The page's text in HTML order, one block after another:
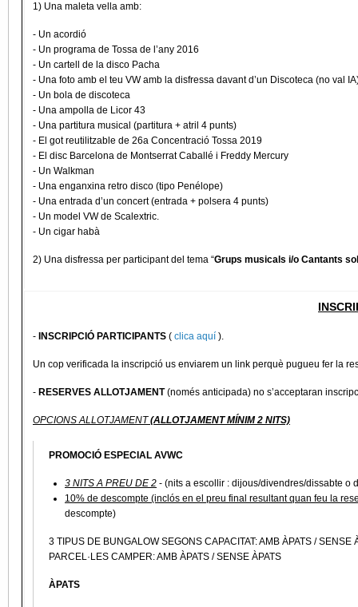
1) Una maleta vella amb:
- Un acordió
- Un programa de Tossa de l’any 2016
- Un cartell de la disco Pacha
- Una foto amb el teu VW amb la disfressa davant d’un Discoteca (no val
- Un bola de discoteca
- Una ampolla de Licor 43
- Una partitura musical (partitura + atril 4 punts)
- El got reutilitzable de 26a Concentració Tossa 2019
- El disc Barcelona de Montserrat Caballé i Freddy Mercury
- Un Walkman
- Una enganxina retro disco (tipo Penélope)
- Una entrada d’un concert (entrada + polsera 4 punts)
- Un model VW de Scalextric.
- Un cigar habà
2) Una disfressa per participant del tema “Grups musicals i/o Cantants
- INSCRIPCIÓ PARTICIPANTS ( clica aquí ).
Un cop verificada la inscripció us enviarem un link perquè pugueu fer la
- RESERVES ALLOTJAMENT(només anticipada) no s’acceptaran
OPCIONS ALLOTJAMENT(ALLOTJAMENT MÍNIM 2 NITS)
PROMOCIÓ ESPECIAL AVWC
3 NITS A PREU DE 2 - (nits a escollir : dijous/divendres/dissabte o
10% de descompte (inclós en el preu final resultant quan feu la
descompte)
3 TIPUS DE BUNGALOW SEGONS CAPACITAT: AMB ÀPATS / SENSE
PARCEL·LES CAMPER: AMB ÀPATS / SENSE ÀPATS
ÀPATS